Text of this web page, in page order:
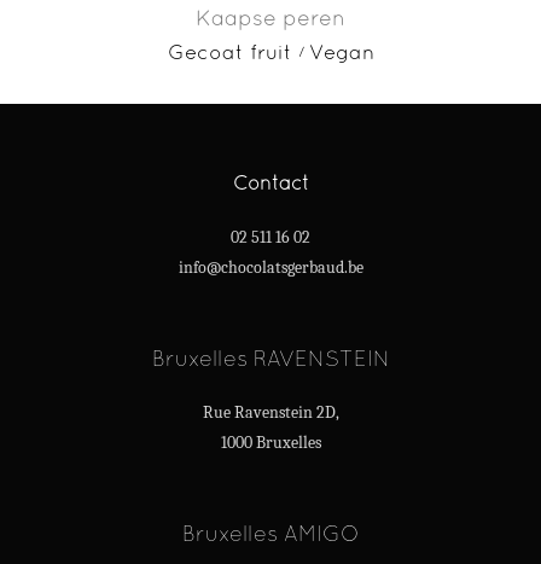
Kaapse peren
Gecoat fruit Vegan
Contact
02 511 16 02
info@chocolatsgerbaud.be
Bruxelles RAVENSTEIN
Rue Ravenstein 2D,
1000 Bruxelles
Bruxelles AMIGO